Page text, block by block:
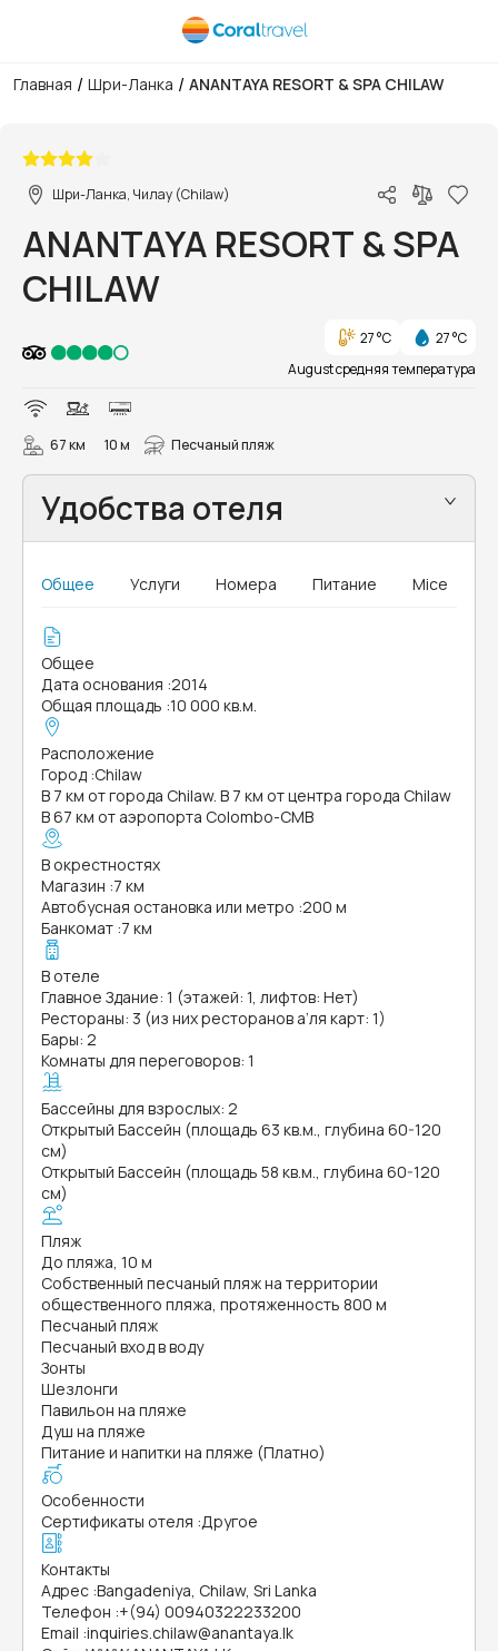
Главная / Шри-Ланка / ANANTAYA RESORT & SPA CHILAW
Шри-Ланка, Чилау (Chilaw)
ANANTAYA RESORT & SPA
CHILAW
27 °C
27 °C
August средняя температура
67 км 10 м Песчаный пляж
Удобства отеля
Общее Услуги Номера Питание Mice
Общее
Дата основания :2014
Общая площадь :10 000 кв.м.
Расположение
Город :Chilaw
В 7 км от города Chilaw. В 7 км от центра города Chilaw
В 67 км от аэропорта Colombo-CMB
В окрестностях
Магазин :7 км
Автобусная остановка или метро :200 м
Банкомат :7 км
В отеле
Главное Здание: 1 (этажей: 1, лифтов: Нет)
Рестораны: 3 (из них ресторанов а’ля карт: 1)
Бары: 2
Комнаты для переговоров: 1
Бассейны для взрослых: 2
Открытый Бассейн (площадь 63 кв.м., глубина 60-120
см)
Открытый Бассейн (площадь 58 кв.м., глубина 60-120
см)
Пляж
До пляжа, 10 м
Собственный песчаный пляж на территории
общественного пляжа, протяженность 800 м
Песчаный пляж
Песчаный вход в воду
Зонты
Шезлонги
Павильон на пляже
Душ на пляже
Питание и напитки на пляже (Платно)
Особенности
Сертификаты отеля :Другое
Контакты
Адрес :Bangadeniya, Chilaw, Sri Lanka
Телефон :+(94) 00940322233200
Email :inquiries.chilaw@anantaya.lk